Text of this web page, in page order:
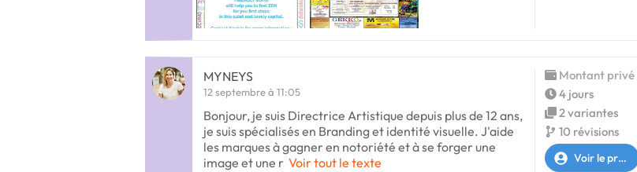
MYNEYS
12 septembre à 11:05
Bonjour, je suis Directrice Artistique depuis plus de 12 ans,
je suis spécialisés en Branding et identité visuelle. J'aide
les marques à gagner en notoriété et à se forger une
image et une r Voir tout le texte
Montant privé
4 jours
2 variantes
10 révisions
Voir le profil